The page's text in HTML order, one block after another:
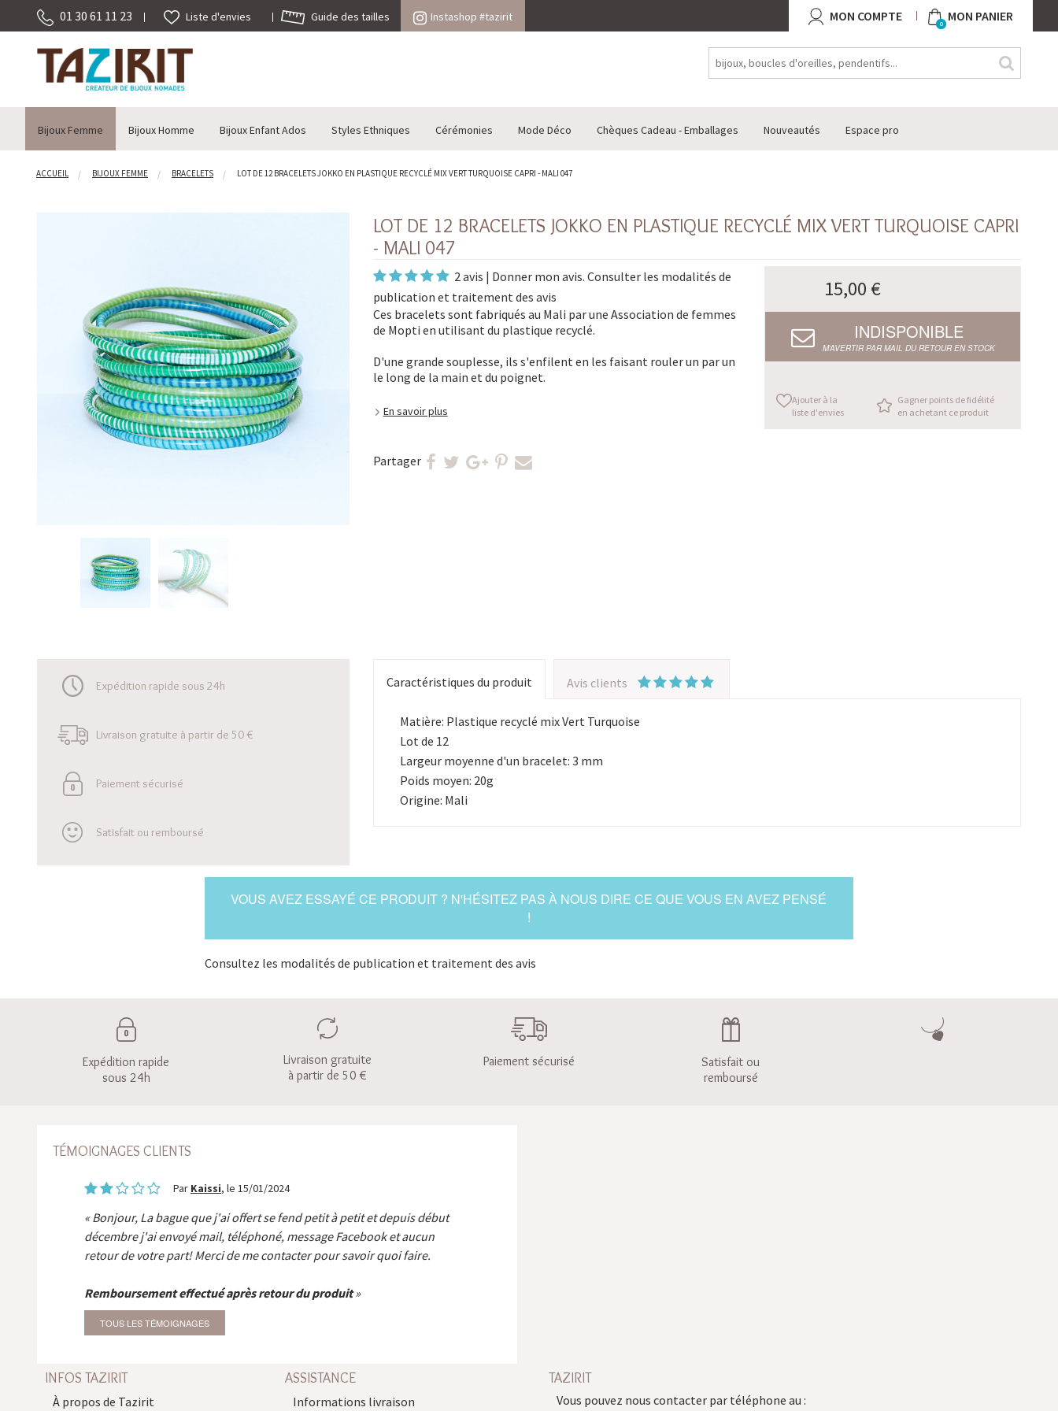
01 30 61 11 23 Liste d'envies Guide des tailles Instashop #tazirit MON COMPTE 0 MON PANIER
Bijoux Femme Bijoux Homme Bijoux Enfant Ados Styles Ethniques Cérémonies Mode Déco Chèques Cadeau - Emballages Nouveautés Espace pro
ACCUEIL BIJOUX FEMME BRACELETS LOT DE 12 BRACELETS JOKKO EN PLASTIQUE RECYCLÉ MIX VERT TURQUOISE CAPRI - MALI 047
LOT DE 12 BRACELETS JOKKO EN PLASTIQUE RECYCLÉ MIX VERT TURQUOISE CAPRI
- MALI 047
2 avis | Donner mon avis. Consulter les modalités de
publication et traitement des avis
Ces bracelets sont fabriqués au Mali par une Association de femmes
de Mopti en utilisant du plastique recyclé.
D'une grande souplesse, ils s'enfilent en les faisant rouler un par un
le long de la main et du poignet.
En savoir plus
Partager
15,00 €
INDISPONIBLE
M’AVERTIR PAR MAIL DU RETOUR EN STOCK
Ajouter à la
liste d'envies
Gagner points de fidélité
en achetant ce produit
Expédition rapide sous 24h
Livraison gratuite à partir de 50 €
Paiement sécurisé
Satisfait ou remboursé
Caractéristiques du produit Avis clients
Matière: Plastique recyclé mix Vert Turquoise
Lot de 12
Largeur moyenne d'un bracelet: 3 mm
Poids moyen: 20g
Origine: Mali
VOUS AVEZ ESSAYÉ CE PRODUIT ? N'HÉSITEZ PAS À NOUS DIRE CE QUE VOUS EN AVEZ PENSÉ
!
Consultez les modalités de publication et traitement des avis
Expédition rapide
sous 24h
Livraison gratuite
à partir de 50 €
Paiement sécurisé
Satisfait ou
remboursé
TÉMOIGNAGES CLIENTS
Par Kaissi, le 15/01/2024
Bonjour, La bague que j'ai offert se fend petit à petit et depuis début
décembre j'ai envoyé mail, téléphoné, message Facebook et aucun
retour de votre part! Merci de me contacter pour savoir quoi faire.
Remboursement effectué après retour du produit
TOUS LES TÉMOIGNAGES
INFOS TAZIRIT
À propos de Tazirit
ASSISTANCE
Informations livraison
TAZIRIT
Vous pouvez nous contacter par téléphone au :